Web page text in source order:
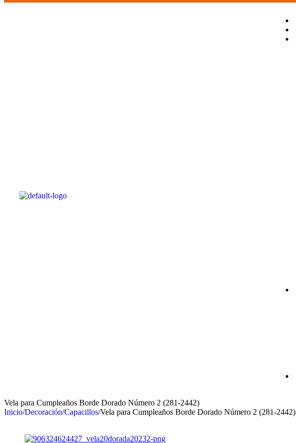
Vela para Cumpleaños Borde Dorado Número 2 (281-2442)
Inicio/Decoración/Capacillos/Vela para Cumpleaños Borde Dorado Número 2 (281-2442)